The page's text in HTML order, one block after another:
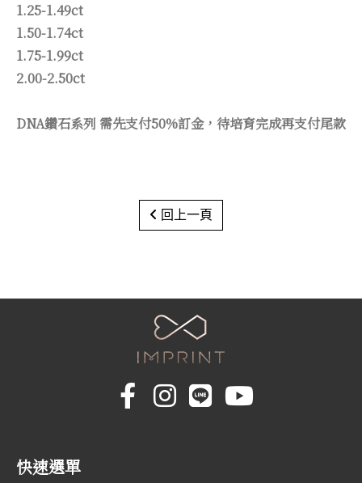
1.25-1.49ct
1.50-1.74ct
1.75-1.99ct
2.00-2.50ct
DNA鑽石系列 需先支付50%訂金，待培育完成再支付尾款
回上一頁
快速選單